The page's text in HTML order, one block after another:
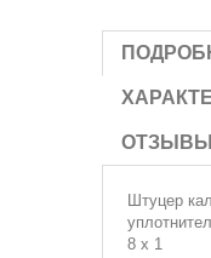
ОТЗЫВЫ
Штуцер
8 x 1